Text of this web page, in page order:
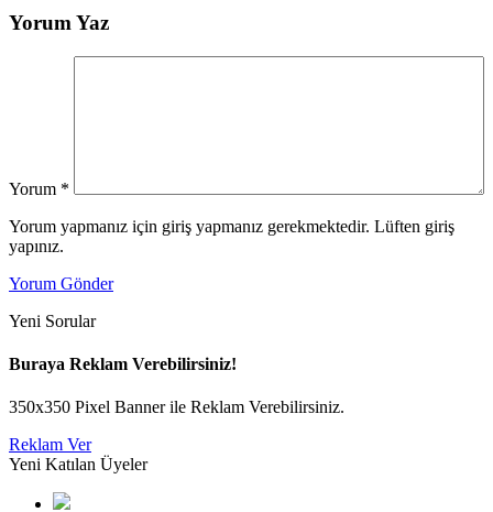
Yorum Yaz
Yorum *
Yorum yapmanız için giriş yapmanız gerekmektedir. Lüften giriş
yapınız.
Yorum Gönder
Yeni Sorular
Buraya Reklam Verebilirsiniz!
350x350 Pixel Banner ile Reklam Verebilirsiniz.
Reklam Ver
Yeni Katılan Üyeler